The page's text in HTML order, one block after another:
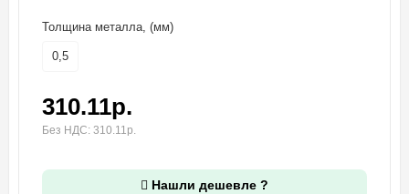
Толщина металла, (мм)
0,5
310.11р.
Без НДС: 310.11р.
Нашли дешевле ?